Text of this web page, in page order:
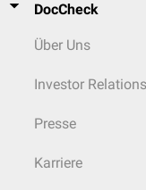
DocCheck
Über Uns
Investor Relations
Presse
Karriere